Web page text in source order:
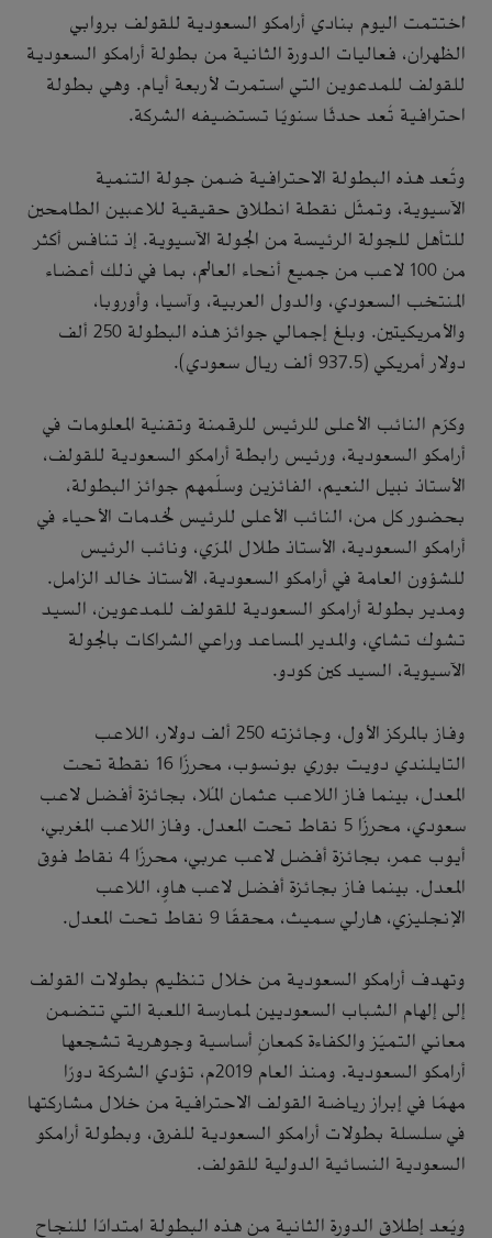
اُختتمت اليوم بنادي أرامكو السعودية للقولف بروابي
الظهران، فعاليات الدورة الثانية من بطولة أرامكو السعودية
للقولف للمدعوين التي استمرت لأربعة أيام. وهي بطولة
احترافية تُعد حدثًا سنويًا تستضيفه الشركة.
وتُعد هذه البطولة الاحترافية ضمن جولة التنمية
الآسيوية، وتمثّل نقطة انطلاق حقيقية للاعبين الطامحين
للتأهل للجولة الرئيسة من الجولة الآسيوية. إذ تنافس أكثر
من 100 لاعب من جميع أنحاء العالم، بما في ذلك أعضاء
المنتخب السعودي، والدول العربية، وآسيا، وأوروبا،
والأمريكيتين. وبلغ إجمالي جوائز هذه البطولة 250 ألف
دولار أمريكي (937.5 ألف ريال سعودي).
وكرّم النائب الأعلى للرئيس للرقمنة وتقنية المعلومات في
أرامكو السعودية، ورئيس رابطة أرامكو السعودية للقولف،
الأستاذ نبيل النعيم، الفائزين وسلّمهم جوائز البطولة،
بحضور كل من، النائب الأعلى للرئيس لخدمات الأحياء في
أرامكو السعودية، الأستاذ طلال المرّي، ونائب الرئيس
للشؤون العامة في أرامكو السعودية، الأستاذ خالد الزامل.
ومدير بطولة أرامكو السعودية للقولف للمدعوين، السيد
تشوك تشاي، والمدير المساعد وراعي الشراكات بالجولة
الآسيوية، السيد كين كودو.
وفاز بالمركز الأول، وجائزته 250 ألف دولار، اللاعب
التايلندي دويت بوري بونسوب، محرزًا 16 نقطة تحت
المعدل، بينما فاز اللاعب عثمان المُلا، بجائزة أفضل لاعب
سعودي، محرزًا 5 نقاط تحت المعدل. وفاز اللاعب المغربي،
أيوب عمر، بجائزة أفضل لاعب عربي، محرزًا 4 نقاط فوق
المعدل. بينما فاز بجائزة أفضل لاعب هاوٍ، اللاعب
الإنجليزي، هارلي سميث، محققًا 9 نقاط تحت المعدل.
وتهدف أرامكو السعودية من خلال تنظيم بطولات القولف
إلى إلهام الشباب السعوديين لممارسة اللعبة التي تتضمن
معاني التميّز والكفاءة كمعانٍ أساسية وجوهرية تشجعها
أرامكو السعودية. ومنذ العام 2019م، تؤدي الشركة دورًا
مهمًا في إبراز رياضة القولف الاحترافية من خلال مشاركتها
في سلسلة بطولات أرامكو السعودية للفرق، وبطولة أرامكو
السعودية النسائية الدولية للقولف.
ويُعد إطلاق الدورة الثانية من هذه البطولة امتدادًا للنجاح